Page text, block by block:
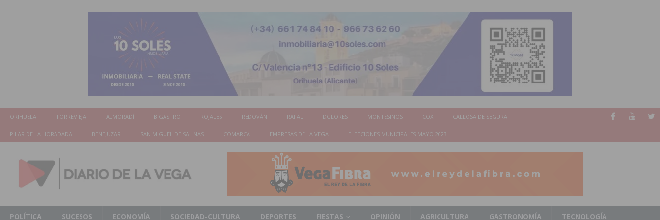
ORIHUELA TORREVIEJA ALMORADÍ BIGASTRO ROJALES REDOVÁN RAFAL DOLORES MONTESINOS COX CALLOSA DE SEGURA
PILAR DE LA HORADADA BENEJUZAR SAN MIGUEL DE SALINAS COMARCA EMPRESAS DE LA VEGA ELECCIONES MUNICIPALES MAYO 2023
POLÍTICA SUCESOS ECONOMÍA SOCIEDAD-CULTURA DEPORTES FIESTAS OPINIÓN AGRICULTURA GASTRONOMÍA TECNOLOGÍA